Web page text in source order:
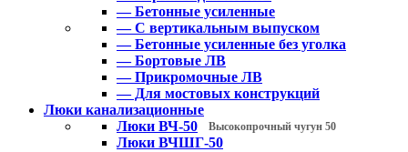
— Бетонные усиленные
— С вертикальным выпуском
— Бетонные усиленные без уголка
— Бортовые ЛВ
— Прикромочные ЛВ
— Для мостовых конструкций
Люки канализационные
Люки ВЧ-50
Высокопрочный чугун 50
Люки ВЧШГ-50